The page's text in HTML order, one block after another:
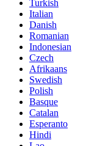
Turkish
Italian
Danish
Romanian
Indonesian
Czech
Afrikaans
Swedish
Polish
Basque
Catalan
Esperanto
Hindi